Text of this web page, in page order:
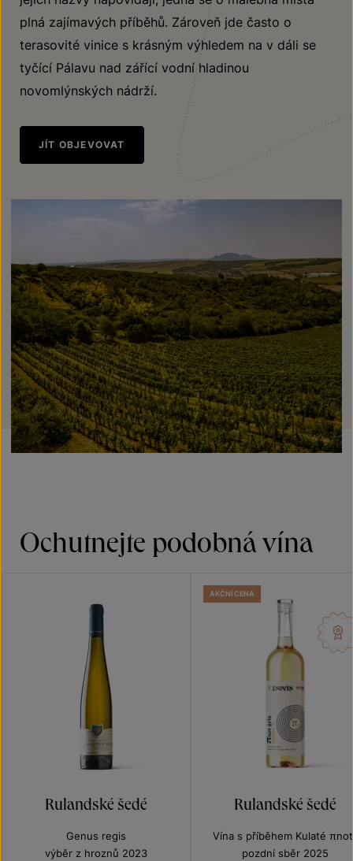
plná zajímavých příběhů. Zároveň jde často o
terasovité vinice s krásným výhledem na v dáli se
tyčící Pálavu nad zářící vodní hladinou
novomlýnských nádrží.
JÍT OBJEVOVAT
Ochutnejte podobná vína
Rulandské šedé
Genus regis
výběr z hroznů 2023
Rulandské šedé
Vína s příběhem Kulaté
pozdní sběr 2025
AKČNÍ CENA